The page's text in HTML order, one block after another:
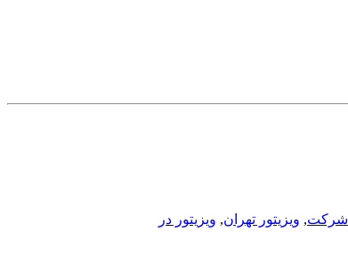
شرکت, ویزیتور تهران, ویزیتور در